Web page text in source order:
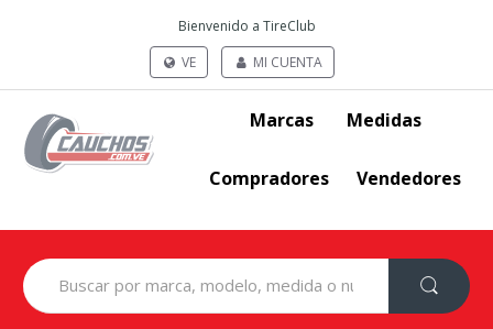
Bienvenido a TireClub
VE
MI CUENTA
Marcas Medidas
Compradores Vendedores
Search
for: